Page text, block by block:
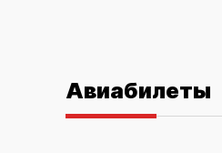
Авиабилеты